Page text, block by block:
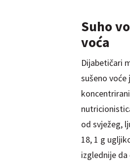
Suho
voća
Dijabetičari
sušeno
od svježeg,
18, 1 g
izglednije da